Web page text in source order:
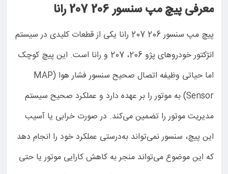
معرفی پیچ مپ سنسور 206 207 رانا
پیچ مپ سنسور 206 207 رانا یکی از قطعات کلیدی در سیستم
انژکتور خودروهای پژو 206، 207 و رانا است. این پیچ کوچک
اما حیاتی وظیفه اتصال صحیح سنسور فشار هوا (MAP
Sensor) به موتور را بر عهده دارد و عملکرد صحیح سیستم
مدیریت موتور را تضمین می‌کند. در صورت خرابی یا آسیب
این پیچ، سنسور نمی‌تواند به‌درستی عملکرد خود را انجام دهد
که این موضوع می‌تواند منجر به کاهش کارایی موتور یا حتی